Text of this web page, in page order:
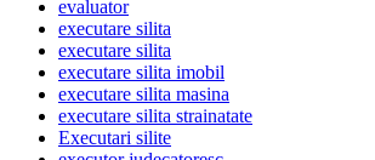
evaluator
executare silita
executare silita
executare silita imobil
executare silita masina
executare silita strainatate
Executari silite